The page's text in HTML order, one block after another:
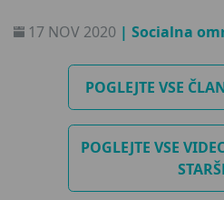
17 NOV 2020 | Socialna
POGLEJTE VSE
POGLEJTE VSE